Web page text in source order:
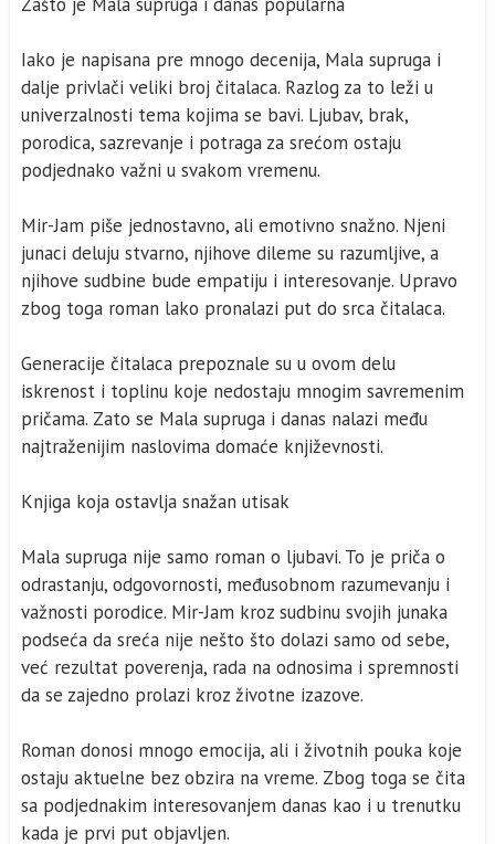
Iako je napisana pre mnogo decenija, Mala supruga i
dalje privlači veliki broj čitalaca. Razlog za to leži u
univerzalnosti tema kojima se bavi. Ljubav, brak,
porodica, sazrevanje i potraga za srećom ostaju
podjednako važni u svakom vremenu.
Mir-Jam piše jednostavno, ali emotivno snažno. Njeni
junaci deluju stvarno, njihove dileme su razumljive, a
njihove sudbine bude empatiju i interesovanje. Upravo
zbog toga roman lako pronalazi put do srca čitalaca.
Generacije čitalaca prepoznale su u ovom delu
iskrenost i toplinu koje nedostaju mnogim savremenim
pričama. Zato se Mala supruga i danas nalazi među
najtraženijim naslovima domaće književnosti.
Knjiga koja ostavlja snažan utisak
Mala supruga nije samo roman o ljubavi. To je priča o
odrastanju, odgovornosti, međusobnom razumevanju i
važnosti porodice. Mir-Jam kroz sudbinu svojih junaka
podseća da sreća nije nešto što dolazi samo od sebe,
već rezultat poverenja, rada na odnosima i spremnosti
da se zajedno prolazi kroz životne izazove.
Roman donosi mnogo emocija, ali i životnih pouka koje
ostaju aktuelne bez obzira na vreme. Zbog toga se čita
sa podjednakim interesovanjem danas kao i u trenutku
kada je prvi put objavljen.